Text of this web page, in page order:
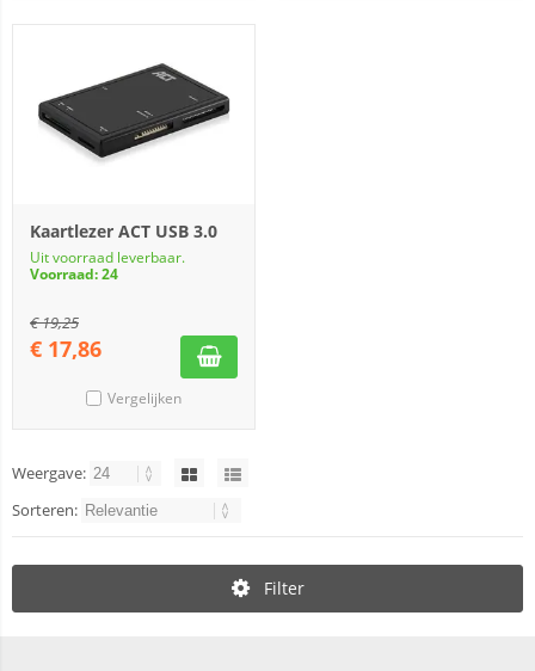
Kaartlezer ACT USB 3.0
Uit voorraad leverbaar.
Voorraad: 24
€19,25
€ 17,86
Vergelijken
Weergave:
Sorteren:
Filter